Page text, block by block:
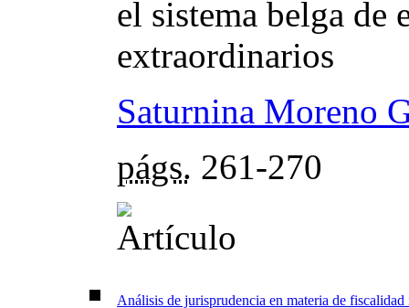
el sistema belga de
extraordinarios
Saturnina Moreno
págs. 261-270
Análisis de jurisprudencia en materia de